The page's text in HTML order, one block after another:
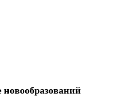
новообразований